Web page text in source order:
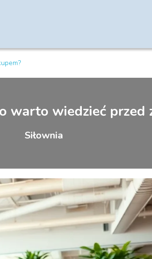
warto wiedzieć przed
Siłownia